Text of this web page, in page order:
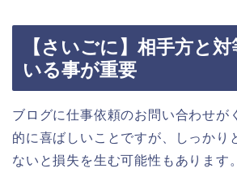
【さいごに】相手方と
いる事が重要
ブログに仕事依頼のお問い合わせが
的に喜ばしいことですが、しっかり
ないと損失を生む可能性もあります。